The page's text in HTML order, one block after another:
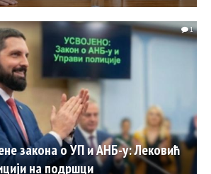
закона о УП и АНБ-у: Лековић
на подршци
1